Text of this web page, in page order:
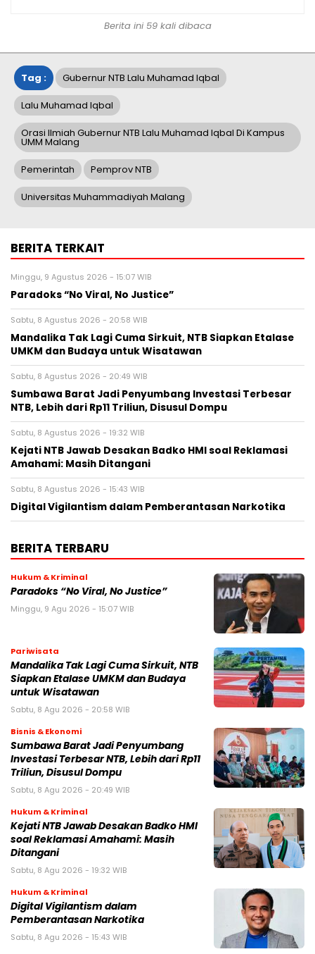
Berita ini 59 kali dibaca
Tag : Gubernur NTB Lalu Muhamad Iqbal
Lalu Muhamad Iqbal
Orasi Ilmiah Gubernur NTB Lalu Muhamad Iqbal Di Kampus
UMM Malang
Pemerintah Pemprov NTB
Universitas Muhammadiyah Malang
BERITA TERKAIT
Minggu, 9 Agustus 2026 - 15:07 WIB
Paradoks “No Viral, No Justice”
Sabtu, 8 Agustus 2026 - 20:58 WIB
Mandalika Tak Lagi Cuma Sirkuit, NTB Siapkan Etalase
UMKM dan Budaya untuk Wisatawan
Sabtu, 8 Agustus 2026 - 20:49 WIB
Sumbawa Barat Jadi Penyumbang Investasi Terbesar
NTB, Lebih dari Rp11 Triliun, Disusul Dompu
Sabtu, 8 Agustus 2026 - 19:32 WIB
Kejati NTB Jawab Desakan Badko HMI soal Reklamasi
Amahami: Masih Ditangani
Sabtu, 8 Agustus 2026 - 15:43 WIB
Digital Vigilantism dalam Pemberantasan Narkotika
BERITA TERBARU
Hukum & Kriminal
Paradoks “No Viral, No Justice”
Minggu, 9 Agu 2026 - 15:07 WIB
Pariwisata
Mandalika Tak Lagi Cuma Sirkuit, NTB
Siapkan Etalase UMKM dan Budaya
untuk Wisatawan
Sabtu, 8 Agu 2026 - 20:58 WIB
Bisnis & Ekonomi
Sumbawa Barat Jadi Penyumbang
Investasi Terbesar NTB, Lebih dari Rp11
Triliun, Disusul Dompu
Sabtu, 8 Agu 2026 - 20:49 WIB
Hukum & Kriminal
Kejati NTB Jawab Desakan Badko HMI
soal Reklamasi Amahami: Masih
Ditangani
Sabtu, 8 Agu 2026 - 19:32 WIB
Hukum & Kriminal
Digital Vigilantism dalam
Pemberantasan Narkotika
Sabtu, 8 Agu 2026 - 15:43 WIB